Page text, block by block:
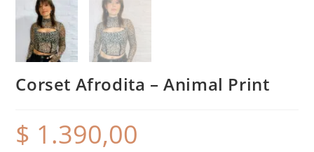
Corset Afrodita – Animal Print
$ 1.390,00